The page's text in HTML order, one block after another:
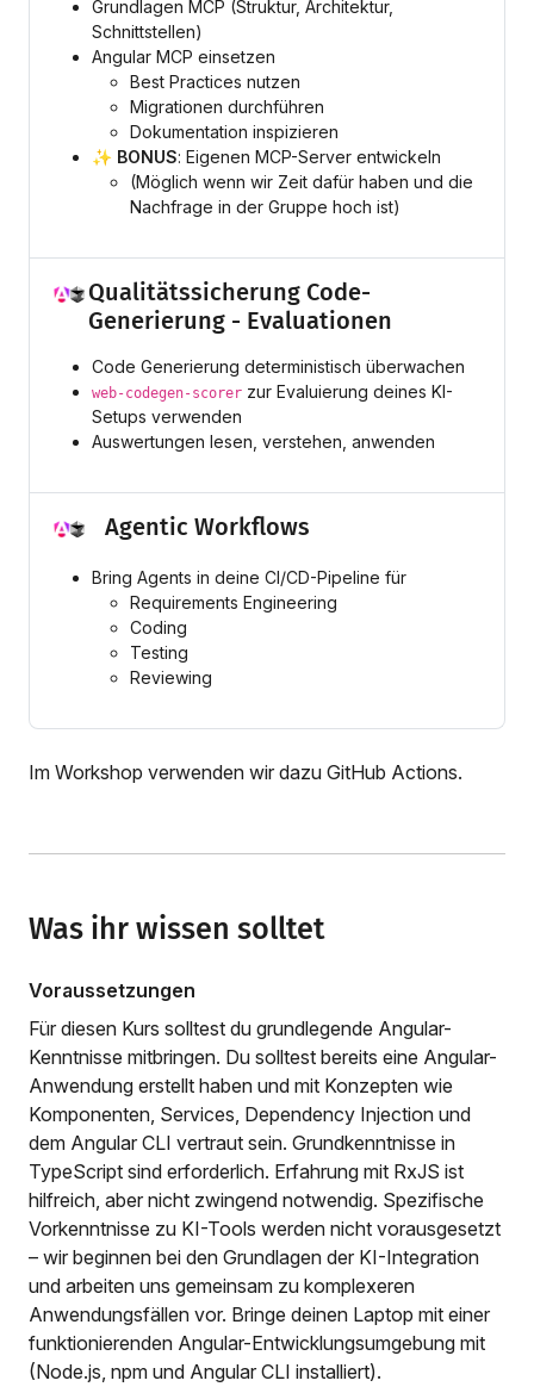
Grundlagen MCP (Struktur, Architektur,
Schnittstellen)
Angular MCP einsetzen
Best Practices nutzen
Migrationen durchführen
Dokumentation inspizieren
✨ BONUS: Eigenen MCP-Server entwickeln
(Möglich wenn wir Zeit dafür haben und die
Nachfrage in der Gruppe hoch ist)
Qualitätssicherung Code-
Generierung - Evaluationen
Code Generierung deterministisch überwachen
web-codegen-scorer zur Evaluierung deines KI-
Setups verwenden
Auswertungen lesen, verstehen, anwenden
Agentic Workflows
Bring Agents in deine CI/CD-Pipeline für
Requirements Engineering
Coding
Testing
Reviewing
Im Workshop verwenden wir dazu GitHub Actions.
Was ihr wissen solltet
Voraussetzungen
Für diesen Kurs solltest du grundlegende Angular-
Kenntnisse mitbringen. Du solltest bereits eine Angular-
Anwendung erstellt haben und mit Konzepten wie
Komponenten, Services, Dependency Injection und
dem Angular CLI vertraut sein. Grundkenntnisse in
TypeScript sind erforderlich. Erfahrung mit RxJS ist
hilfreich, aber nicht zwingend notwendig. Spezifische
Vorkenntnisse zu KI-Tools werden nicht vorausgesetzt
– wir beginnen bei den Grundlagen der KI-Integration
und arbeiten uns gemeinsam zu komplexeren
Anwendungsfällen vor. Bringe deinen Laptop mit einer
funktionierenden Angular-Entwicklungsumgebung mit
(Node.js, npm und Angular CLI installiert).